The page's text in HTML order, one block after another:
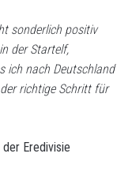
sonderlich positiv
der Startelf,
ich nach Deutschland
richtige Schritt für
Eredivisie